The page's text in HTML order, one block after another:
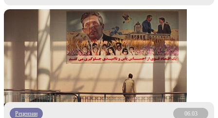
Рецензии 06.03